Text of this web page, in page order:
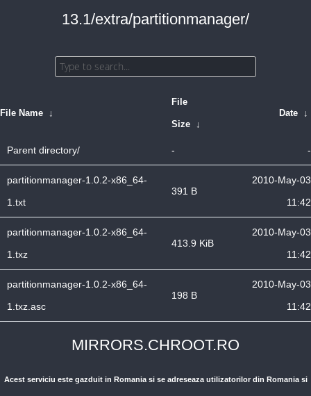
13.1/extra/partitionmanager/
File Name ↓
File
Size ↓
Date ↓
Parent directory/ - -
partitionmanager-1.0.2-x86_64-
1.txt
391 B
2010-May-03
11:42
partitionmanager-1.0.2-x86_64-
1.txz
413.9 KiB
2010-May-03
11:42
partitionmanager-1.0.2-x86_64-
1.txz.asc
198 B
2010-May-03
11:42
MIRRORS.CHROOT.RO
Acest serviciu este gazduit in Romania si se adreseaza utilizatorilor din Romania si